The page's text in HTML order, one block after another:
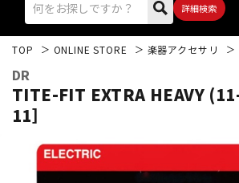
詳細検索
エレキギター
TOP ONLINE STORE 楽器アクセサリ
DR
TITE-FIT EXTRA HEAVY
11］